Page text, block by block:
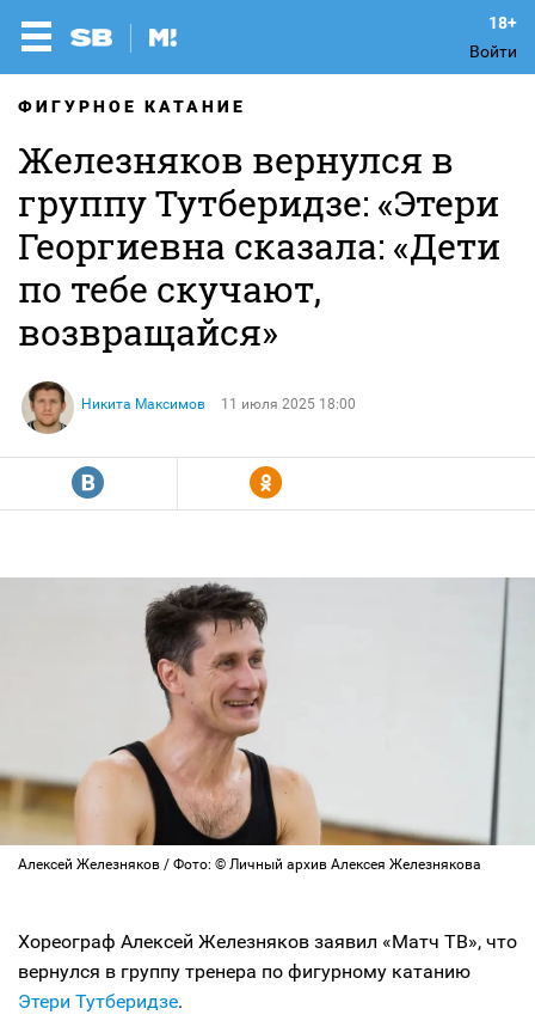
Войти
ФИГУРНОЕ КАТАНИЕ
Железняков вернулся в
группу Тутберидзе: «Этери
Георгиевна сказала: «Дети
по тебе скучают,
возвращайся»
Никита Максимов 11 июля 2025 18:00
R Y
Алексей Железняков / Фото: © Личный архив Алексея Железнякова
Хореограф Алексей Железняков заявил «Матч ТВ», что
вернулся в группу тренера по фигурному катанию
Этери Тутберидзе.